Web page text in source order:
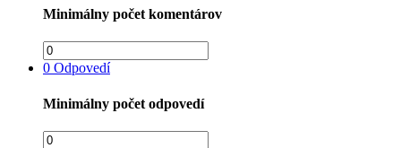
Minimálny počet komentárov
0 Odpovedí
Minimálny počet odpovedí